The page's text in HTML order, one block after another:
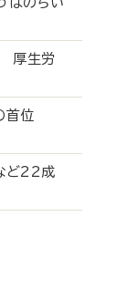
厚生労
の首位
など22成